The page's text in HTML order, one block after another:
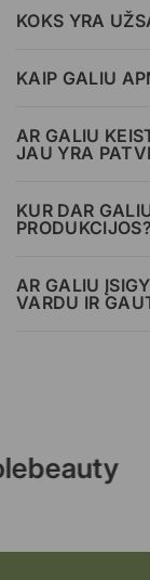
KOKS YRA
KAIP GALIU
AR GALIU
JAU YRA
KUR DAR
PRODUKCIJOS?
AR GALIU
VARDU IR